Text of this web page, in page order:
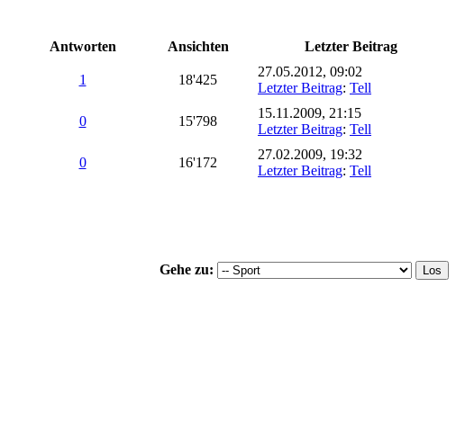
Antworten Ansichten Letzter Beitrag
1 18'425
27.05.2012, 09:02
Letzter Beitrag: Tell
0 15'798
15.11.2009, 21:15
Letzter Beitrag: Tell
0 16'172
27.02.2009, 19:32
Letzter Beitrag: Tell
Gehe zu: